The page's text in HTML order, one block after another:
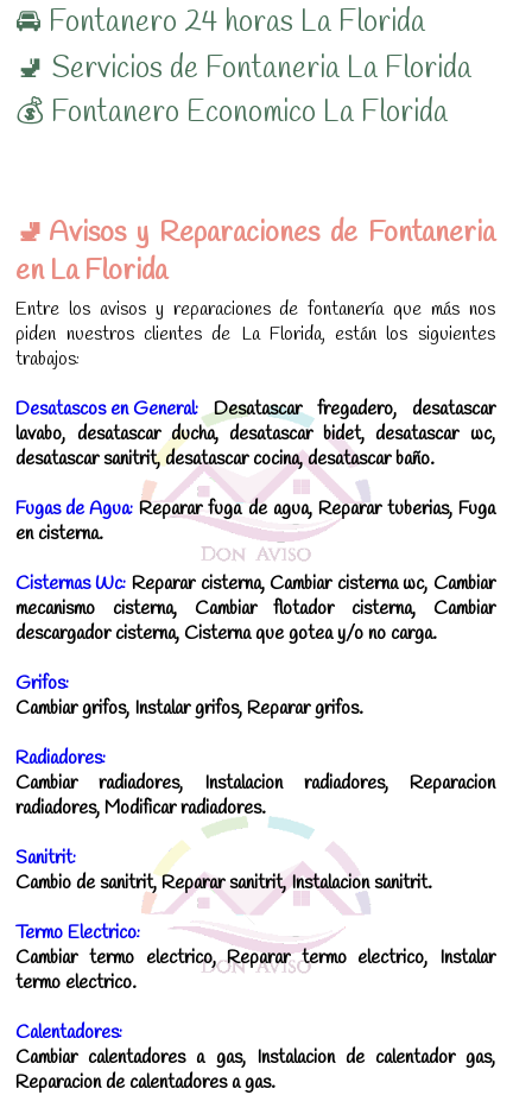
🚘 Fontanero 24 horas La Florida
🚽 Servicios de Fontaneria La Florida
💰 Fontanero Economico La Florida
🚽Avisos y Reparaciones de Fontaneria
en La Florida
Entre los avisos y reparaciones de fontanería que más nos
piden nuestros clientes de La Florida, están los siguientes
trabajos:
Desatascos en General: Desatascar fregadero, desatascar
lavabo, desatascar ducha, desatascar bidet, desatascar wc,
desatascar sanitrit, desatascar cocina, desatascar baño.
Fugas de Agua: Reparar fuga de agua, Reparar tuberias, Fuga
en cisterna.
Cisternas Wc: Reparar cisterna, Cambiar cisterna wc, Cambiar
mecanismo cisterna, Cambiar flotador cisterna, Cambiar
descargador cisterna, Cisterna que gotea y/o no carga.
Grifos:
Cambiar grifos, Instalar grifos, Reparar grifos.
Radiadores:
Cambiar radiadores, Instalacion radiadores, Reparacion
radiadores, Modificar radiadores.
Sanitrit:
Cambio de sanitrit, Reparar sanitrit, Instalacion sanitrit.
Termo Electrico:
Cambiar termo electrico, Reparar termo electrico, Instalar
termo electrico.
Calentadores:
Cambiar calentadores a gas, Instalacion de calentador gas,
Reparacion de calentadores a gas.